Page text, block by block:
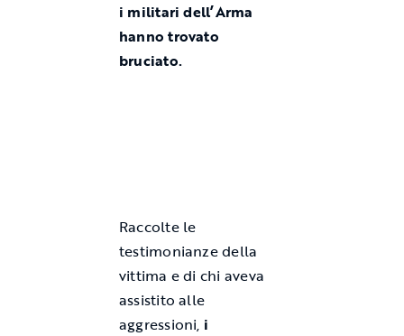
i militari dell’Arma
hanno trovato
bruciato.
Raccolte le
testimonianze della
vittima e di chi aveva
assistito alle
aggressioni, i